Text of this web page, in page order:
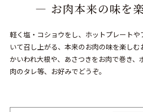
― お肉本来の味を
軽く塩・コショウをし、ホットプレート
いて召し上がる、本来のお肉の味を楽しむ
かいわれ大根や、あさつきをお肉で巻き、
肉のタレ等、お好みでどうぞ。